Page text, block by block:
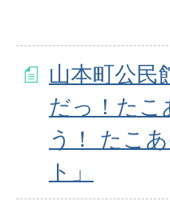
山本町公民
だっ！たこ
う！ たこ
ト」